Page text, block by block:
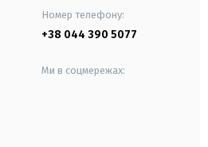
Номер телефону:
+38 044 390 5077
Ми в соцмережах: